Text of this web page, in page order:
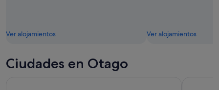
Ver alojamientos Ver alojamientos
Ciudades en Otago